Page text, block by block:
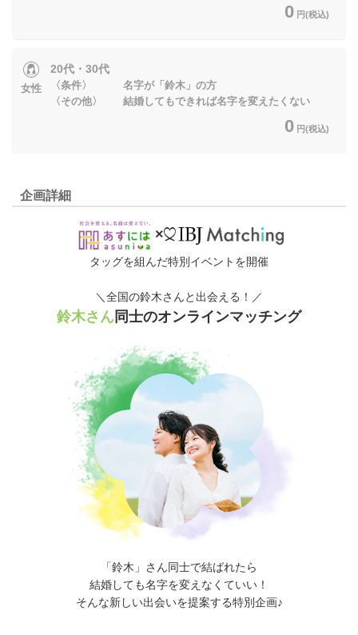
0 円(税込)
女性
20代・30代
〈条件〉 名字が「鈴木」の方
〈その他〉 結婚してもできれば名字を変えたくない
0 円(税込)
企画詳細
×
タッグを組んだ特別イベントを開催
＼全国の鈴木さんと出会える！／
鈴木さん同士のオンラインマッチング
「鈴木」さん同士で結ばれたら
結婚しても名字を変えなくていい！
そんな新しい出会いを提案する特別企画♪